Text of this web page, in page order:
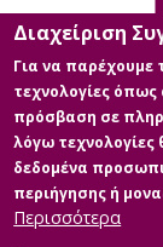
Διαχείριση
Για να παρέχουμε
τεχνολογίες
πρόσβαση σε
λόγω τεχνολογίες
δεδομένα
περιήγησης ή
Περισσότερα